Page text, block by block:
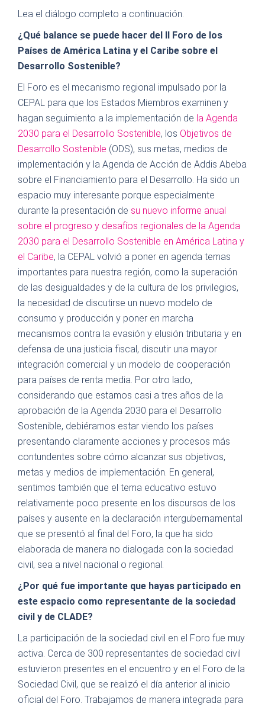
Lea el diálogo completo a continuación.
¿Qué balance se puede hacer del II Foro de los
Países de América Latina y el Caribe sobre el
Desarrollo Sostenible?
El Foro es el mecanismo regional impulsado por la
CEPAL para que los Estados Miembros examinen y
hagan seguimiento a la implementación de la Agenda
2030 para el Desarrollo Sostenible, los Objetivos de
Desarrollo Sostenible (ODS), sus metas, medios de
implementación y la Agenda de Acción de Addis Abeba
sobre el Financiamiento para el Desarrollo. Ha sido un
espacio muy interesante porque especialmente
durante la presentación de su nuevo informe anual
sobre el progreso y desafíos regionales de la Agenda
2030 para el Desarrollo Sostenible en América Latina y
el Caribe, la CEPAL volvió a poner en agenda temas
importantes para nuestra región, como la superación
de las desigualdades y de la cultura de los privilegios,
la necesidad de discutirse un nuevo modelo de
consumo y producción y poner en marcha
mecanismos contra la evasión y elusión tributaria y en
defensa de una justicia fiscal, discutir una mayor
integración comercial y un modelo de cooperación
para países de renta media. Por otro lado,
considerando que estamos casi a tres años de la
aprobación de la Agenda 2030 para el Desarrollo
Sostenible, debiéramos estar viendo los países
presentando claramente acciones y procesos más
contundentes sobre cómo alcanzar sus objetivos,
metas y medios de implementación. En general,
sentimos también que el tema educativo estuvo
relativamente poco presente en los discursos de los
países y ausente en la declaración intergubernamental
que se presentó al final del Foro, la que ha sido
elaborada de manera no dialogada con la sociedad
civil, sea a nivel nacional o regional.
¿Por qué fue importante que hayas participado en
este espacio como representante de la sociedad
civil y de CLADE?
La participación de la sociedad civil en el Foro fue muy
activa. Cerca de 300 representantes de sociedad civil
estuvieron presentes en el encuentro y en el Foro de la
Sociedad Civil, que se realizó el día anterior al inicio
oficial del Foro. Trabajamos de manera integrada para